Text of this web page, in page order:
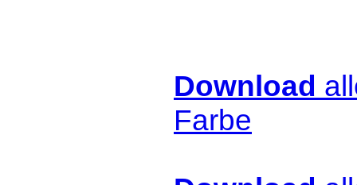
Download
Farbe